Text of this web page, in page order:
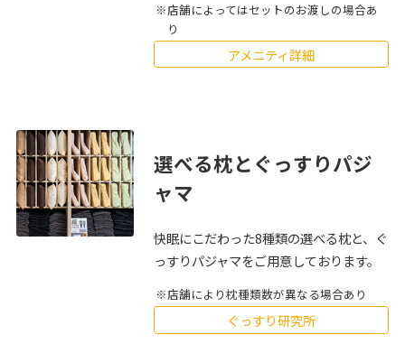
店舗によってはセットのお渡しの場合あ
り
アメニティ詳細
選べる枕とぐっすりパジ
ャマ
快眠にこだわった8種類の選べる枕と、ぐ
っすりパジャマをご用意しております。
店舗により枕種類数が異なる場合あり
ぐっすり研究所